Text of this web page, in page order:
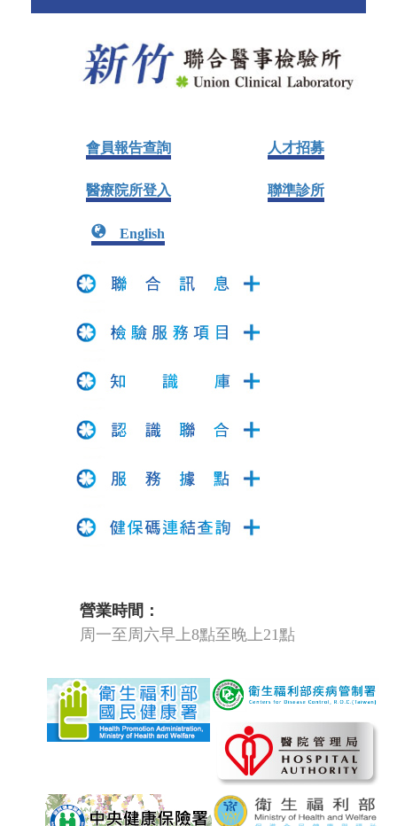
會員報告查詢 人才招募
醫療院所登入 聯準診所
English
營業時間：
周一至周六早上8點至晚上21點